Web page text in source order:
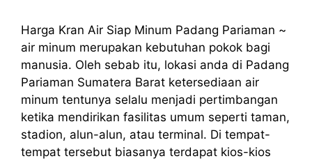
Harga Kran Air Siap Minum Padang Pariaman ~
air minum merupakan kebutuhan pokok bagi
manusia. Oleh sebab itu, lokasi anda di Padang
Pariaman Sumatera Barat ketersediaan air
minum tentunya selalu menjadi pertimbangan
ketika mendirikan fasilitas umum seperti taman,
stadion, alun-alun, atau terminal. Di tempat-
tempat tersebut biasanya terdapat kios-kios